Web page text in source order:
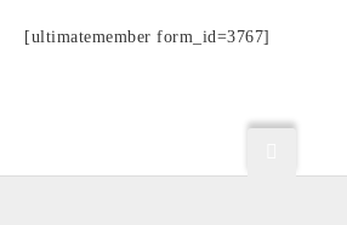
[ultimatemember form_id=3767]